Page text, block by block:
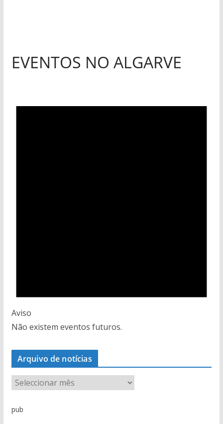
EVENTOS NO ALGARVE
Aviso
Não existem eventos futuros.
Arquivo de notícias
q
pub